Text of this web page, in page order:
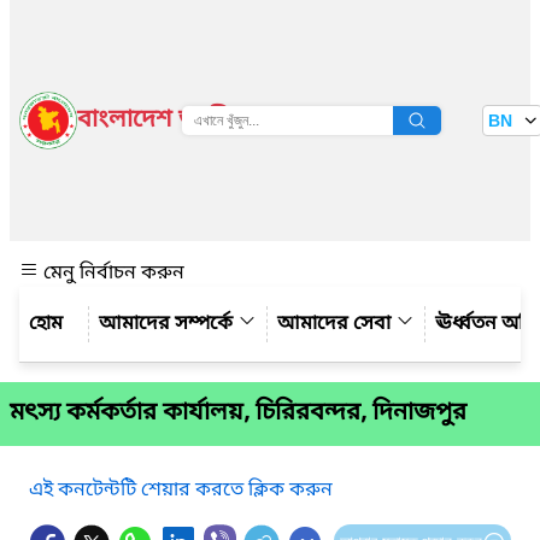
বাংলাদেশ জাতীয় তথ্য বাতায়ন BN
মেনু নির্বাচন করুন
আমাদের সম্পর্কে
আমাদের সেবা ঊর্ধ্বতন
মৎস্য কর্মকর্তার কার্যালয়, চিরিরবন্দর, দিনাজপুর
এই কনটেন্টটি শেয়ার করতে ক্লিক করুন